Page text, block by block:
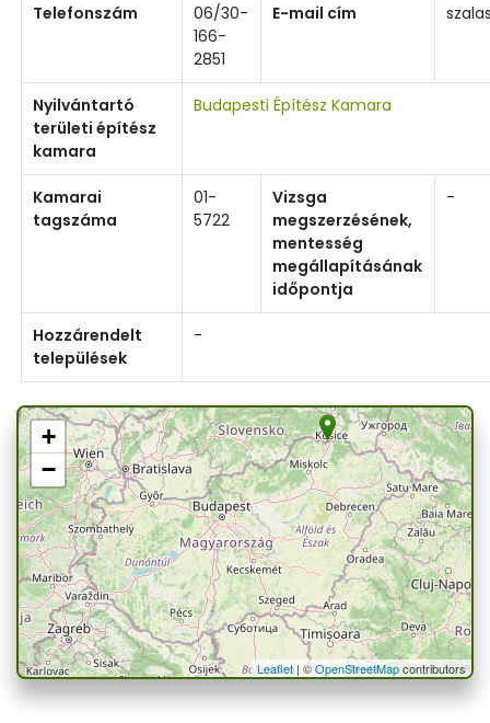
Telefonszám
06/30-
166-
2851
E-mail cím
Nyilvántartó
területi építész
kamara
Budapesti Építész Kamara
Kamarai
tagszáma
01-
5722
Vizsga
megszerzésének,
mentesség
megállapításának
időpontja
-
Hozzárendelt
települések
-
+
−
Leaflet| ©OpenStreetMapcontributors